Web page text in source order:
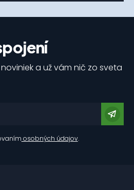
a už vám nič zo sveta
osobných údajov.